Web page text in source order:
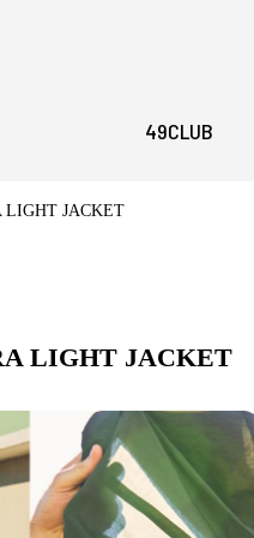
49CLUB
LIGHT JACKET
LIGHT JACKET